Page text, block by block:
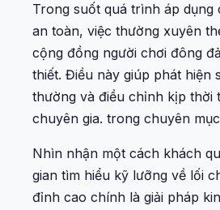
Trong suốt quá trình áp dụng
an toàn, việc thường xuyên
cộng đồng người chơi đông
thiết. Điều này giúp phát hiện
thường và điều chỉnh kịp thời
chuyên gia. trong chuyên mục
Nhìn nhận một cách khách
gian tìm hiểu kỹ lưỡng về lối
đỉnh cao chính là giải pháp